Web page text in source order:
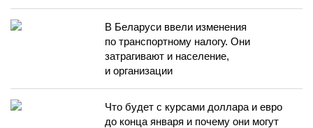
В Беларуси ввели изменения
по транспортному налогу. Они
затрагивают и население,
и организации
Что будет с курсами доллара и евро
до конца января и почему они могут